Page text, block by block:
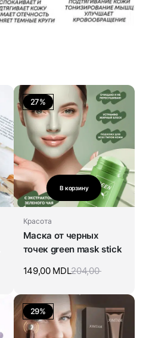
27%
В корзину
Красота
Маска от черных
точек green mask stick
204,00
149,00 MDL
29%